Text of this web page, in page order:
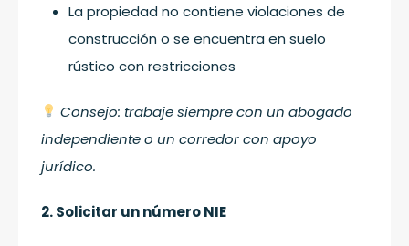
La propiedad no contiene violaciones de
construcción o se encuentra en suelo
rústico con restricciones
Consejo: trabaje siempre con un abogado
independiente o un corredor con apoyo
jurídico.
2. Solicitar un número NIE